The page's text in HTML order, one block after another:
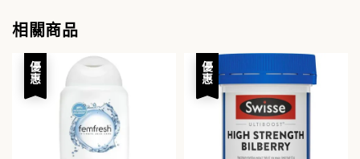
相關商品
優惠 優惠